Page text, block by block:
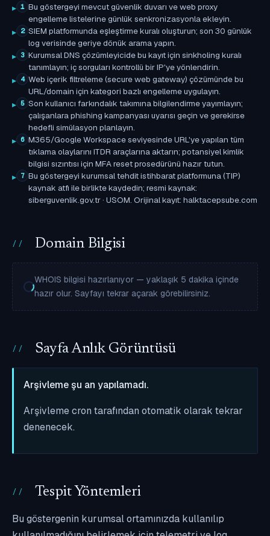
1 Bu göstergeyi mevcut güvenlik duvarı ve web proxy
engelleme listelerine günlük senkronizasyonla ekleyin.
2 SIEM platformunda eşleştirme kuralı oluşturun; son 30 günlük
log verisinde geriye dönük arama yapın.
3 Kurumsal DNS çözümleyicide bu kayıt için sinkholing kuralı
tanımlayın; iç sorguları kontrollü bir IP'ye yönlendirin.
4 Web içerik filtreleme (secure web gateway) çözümünde bu
URL/domain için kategori bazlı engelleme uygulayın.
5 Son kullanıcı farkındalık takımına bilgilendirme yayımlayın;
çalışanlara phishing kampanyası uyarısı geçin ve gerekirse
hedefli simülasyon planlayın.
6 M365/Google Workspace seviyesinde URL'ye yapılan tüm
tıklama olaylarını ITDR araçlarına aktarın; potansiyel kimlik
bilgisi sızıntısı için MFA reset prosedürünü hazır tutun.
7 Bu göstergeyi kurumsal tehdit istihbarat platformuna (TIP)
kaynak atfı ile birlikte kaydedin; resmi kaynak:
siberguvenlik.gov.tr · USOM. Orijinal kayıt: halktacepsube.com
Domain Bilgisi
WHOIS bilgisi hazırlanıyor — yaklaşık 5 dakika içinde
hazır olur. Sayfayı tekrar açarak görebilirsiniz.
Sayfa Anlık Görüntüsü
Arşivleme şu an yapılamadı.
Arşivleme cron tarafından otomatik olarak tekrar
denenecek.
Tespit Yöntemleri
Bu göstergenin kurumsal ortamınızda kullanılıp